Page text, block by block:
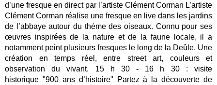
d’une fresque en direct par l’artiste Clément Corman L’artiste
Clément Corman réalise une fresque en live dans les jardins
de l’abbaye autour du thème des oiseaux. Connu pour ses
œuvres inspirées de la nature et de la faune locale, il a
notamment peint plusieurs fresques le long de la Deûle. Une
création en temps réel, entre street art, couleurs et
observation du vivant. 15 h 30 - 16 h 30 : visite
historique "900 ans d’histoire" Partez à la découverte de